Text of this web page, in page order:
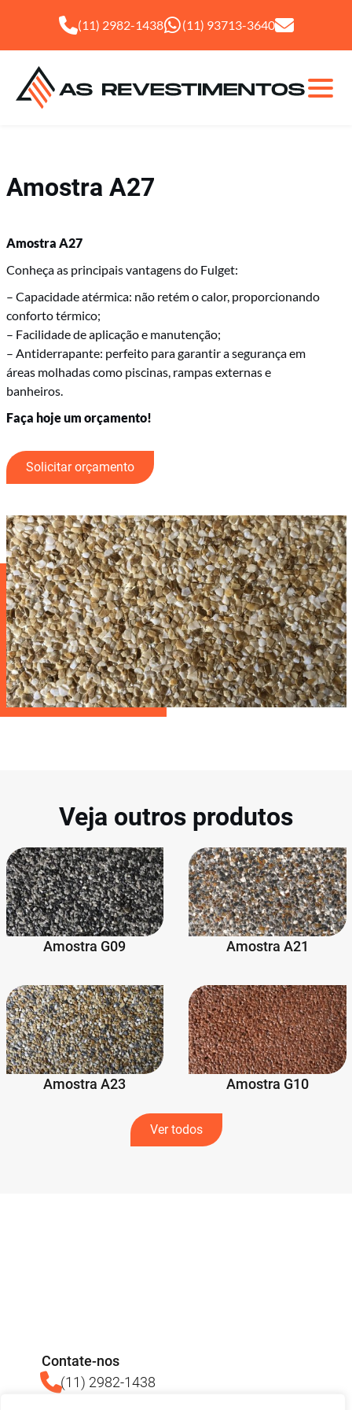
(11) 2982-1438 (11) 93713-3640
Fulget
Granilha
Amostra A27
Amostra A27
Conheça as principais vantagens do Fulget:
– Capacidade atérmica: não retém o calor, proporcionando
conforto térmico;
– Facilidade de aplicação e manutenção;
– Antiderrapante: perfeito para garantir a segurança em
áreas molhadas como piscinas, rampas externas e
banheiros.
Faça hoje um orçamento!
Solicitar orçamento
Veja outros produtos
Amostra G09 Amostra A21
Amostra A23 Amostra G10
Ver todos
Contate-nos
(11) 2982-1438